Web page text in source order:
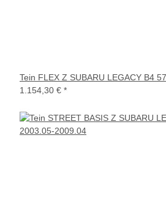
Tein FLEX Z SUBARU LEGACY B4
1.154,30 € *